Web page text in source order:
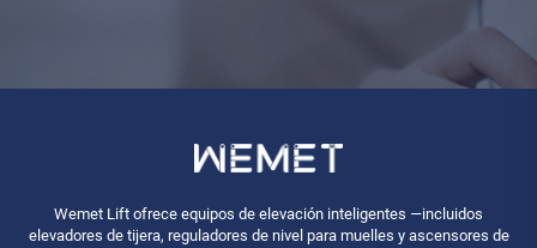
Wemet Lift ofrece equipos de elevación inteligentes —incluidos
elevadores de tijera, reguladores de nivel para muelles y ascensores de